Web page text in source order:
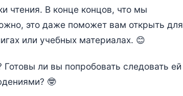
чтения. В конце концов, что мы
это даже поможет вам открыть для
или учебных материалах. 😊
ли вы попробовать следовать ей
🤓